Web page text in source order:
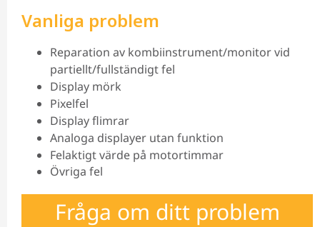
Vanliga problem
Reparation av kombiinstrument/monitor vid
partiellt/fullständigt fel
Display mörk
Pixelfel
Display flimrar
Analoga displayer utan funktion
Felaktigt värde på motortimmar
Övriga fel
Fråga om ditt problem